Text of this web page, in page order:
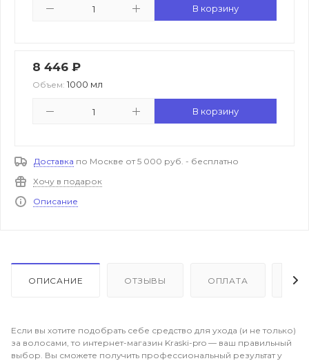
В корзину
8 446 ₽
Объем: 1000 мл
В корзину
Доставка по Москве от 5 000 руб. - бесплатно
Хочу в подарок
Описание
ОПИСАНИЕ ОТЗЫВЫ ОПЛАТА
Если вы хотите подобрать себе средство для ухода (и не только)
за волосами, то интернет-магазин Kraski-pro — ваш правильный
выбор. Вы сможете получить профессиональный результат у